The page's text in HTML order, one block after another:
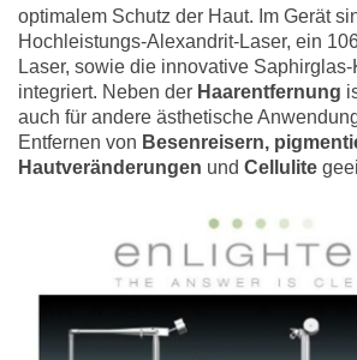
optimalem Schutz der Haut. Im Gerät
Hochleistungs-Alexandrit-Laser, ein
Laser, sowie die innovative
integriert. Neben der Haarentfernung
auch für andere ästhetische
Entfernen von Besenreisern,
Hautveränderungen und Cellulite